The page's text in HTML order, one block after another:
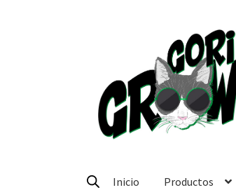
navegación
página
Inicio Productos